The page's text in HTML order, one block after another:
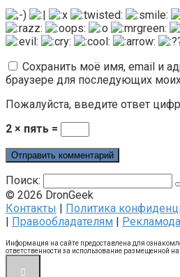
Сохранить моё имя, email и
браузере для последующих
Пожалуйста, введите ответ
2 × пять =
Поиск:
© 2026 DronGeek
Контакты | Политика
| Правообладателям |
Информация на сайте предоставлена для
ответственности за использование размещенной